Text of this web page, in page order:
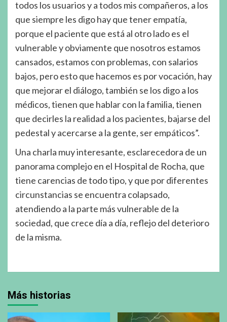
todos los usuarios y a todos mis compañeros, a los
que siempre les digo hay que tener empatía,
porque el paciente que está al otro lado es el
vulnerable y obviamente que nosotros estamos
cansados, estamos con problemas, con salarios
bajos, pero esto que hacemos es por vocación, hay
que mejorar el diálogo, también se los digo a los
médicos, tienen que hablar con la familia, tienen
que decirles la realidad a los pacientes, bajarse del
pedestal y acercarse a la gente, ser empáticos”.
Una charla muy interesante, esclarecedora de un
panorama complejo en el Hospital de Rocha, que
tiene carencias de todo tipo, y que por diferentes
circunstancias se encuentra colapsado,
atendiendo a la parte más vulnerable de la
sociedad, que crece día a día, reflejo del deterioro
de la misma.
Más historias